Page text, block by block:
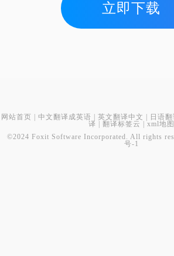
立即下载
网站首页 中文翻译成英语 英文翻译中文 日语
译
翻译标签云
xml地图
©2024 Foxit Software Incorporated. All rights
号-1